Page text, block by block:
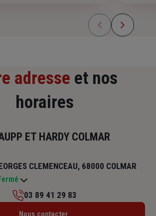
adresse et nos
horaires
ET HARDY COLMAR
CLEMENCEAU, 68000 COLMAR
Lundi : 09h – 12h / 14h – 17h30
03 89 41 29 83
Nous contacter